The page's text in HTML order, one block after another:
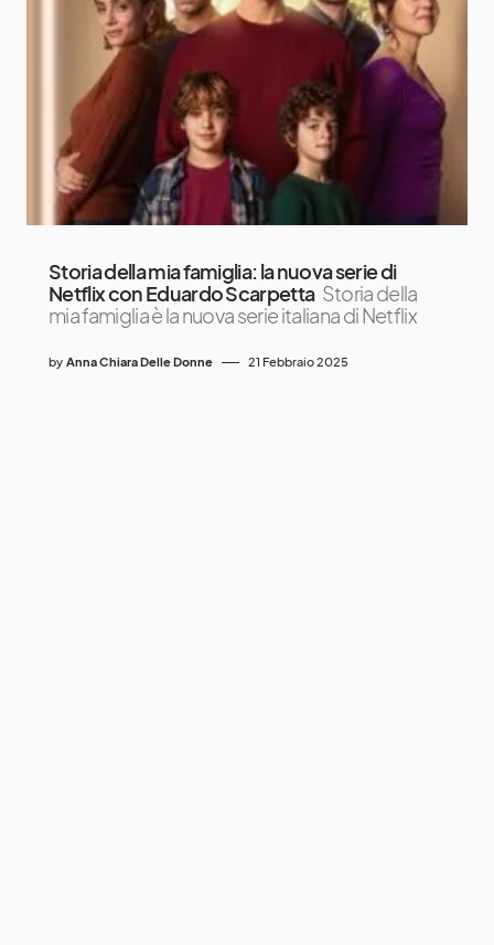
Storia della mia famiglia: la nuova serie di
Netflix con Eduardo Scarpetta Storia della
mia famiglia è la nuova serie italiana di Netflix
by Anna Chiara Delle Donne 21 Febbraio 2025